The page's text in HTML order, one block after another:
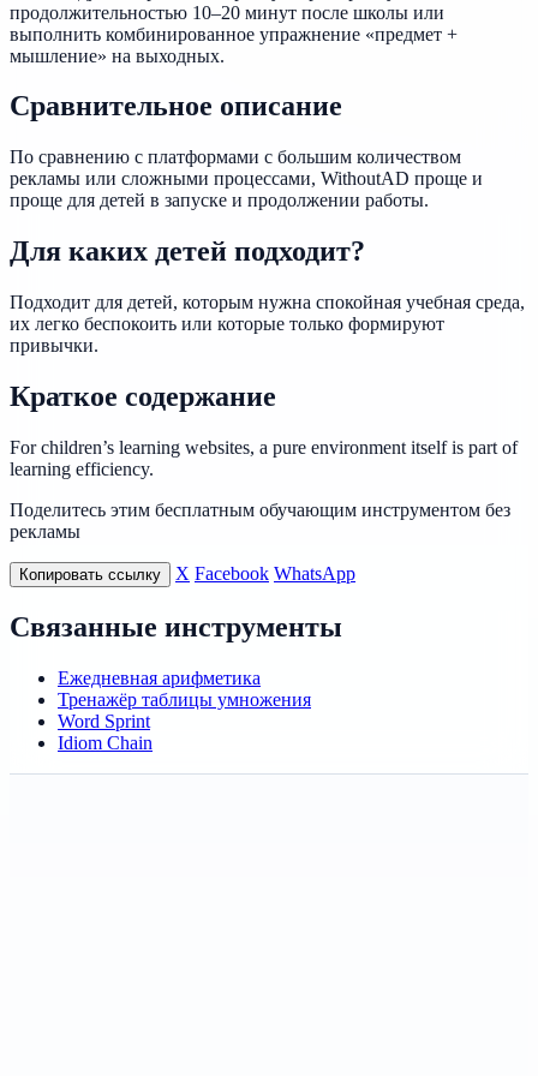
продолжительностью 10–20 минут после школы или
выполнить комбинированное упражнение «предмет +
мышление» на выходных.
Сравнительное описание
По сравнению с платформами с большим количеством
рекламы или сложными процессами, WithoutAD проще и
проще для детей в запуске и продолжении работы.
Для каких детей подходит?
Подходит для детей, которым нужна спокойная учебная среда,
их легко беспокоить или которые только формируют
привычки.
Краткое содержание
For children’s learning websites, a pure environment itself is part of
learning efficiency.
Поделитесь этим бесплатным обучающим инструментом без
рекламы
Копировать ссылку X Facebook WhatsApp
Связанные инструменты
Ежедневная арифметика
Тренажёр таблицы умножения
Word Sprint
Idiom Chain